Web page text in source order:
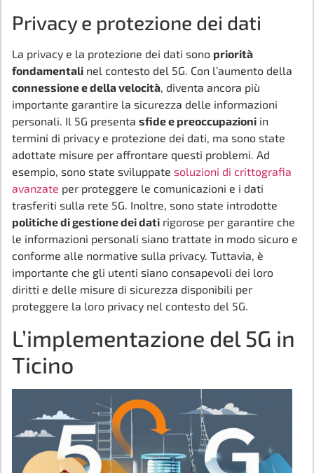
Privacy e protezione dei dati
La privacy e la protezione dei dati sono priorità
fondamentali nel contesto del 5G. Con l’aumento della
connessione e della velocità , diventa ancora più
importante garantire la sicurezza delle informazioni
personali. Il 5G presenta sfide e preoccupazioni in
termini di privacy e protezione dei dati, ma sono state
adottate misure per affrontare questi problemi. Ad
esempio, sono state sviluppate soluzioni di crittografia
avanzate per proteggere le comunicazioni e i dati
trasferiti sulla rete 5G. Inoltre, sono state introdotte
politiche di gestione dei dati rigorose per garantire che
le informazioni personali siano trattate in modo sicuro e
conforme alle normative sulla privacy. Tuttavia, è
importante che gli utenti siano consapevoli dei loro
diritti e delle misure di sicurezza disponibili per
proteggere la loro privacy nel contesto del 5G.
L’implementazione del 5G in
Ticino